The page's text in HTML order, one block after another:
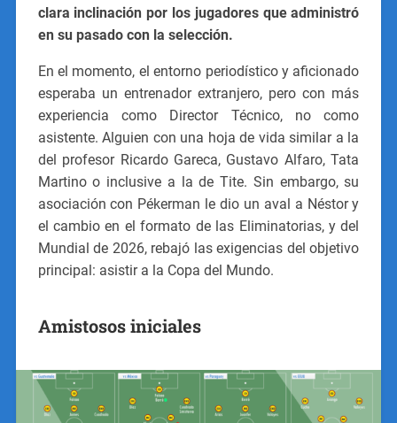
clara inclinación por los jugadores que administró
en su pasado con la selección.
En el momento, el entorno periodístico y aficionado
esperaba un entrenador extranjero, pero con más
experiencia como Director Técnico, no como
asistente. Alguien con una hoja de vida similar a la
del profesor Ricardo Gareca, Gustavo Alfaro, Tata
Martino o inclusive a la de Tite. Sin embargo, su
asociación con Pékerman le dio un aval a Néstor y
el cambio en el formato de las Eliminatorias, y del
Mundial de 2026, rebajó las exigencias del objetivo
principal: asistir a la Copa del Mundo.
Amistosos iniciales